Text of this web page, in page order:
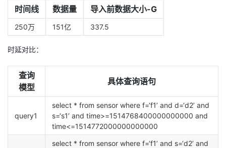
时间线 数据量 导入前数据大小-G
250万 151亿 337.5
时延对比：
查询
模型
具体查询语句
query1
select * from sensor where f=‘f1’ and d=‘d2’ and
s=‘s1’ and time>=1514768400000000000 and
time<=1514772000000000000
select * from sensor where f=‘f1’ and s=‘d2’ and